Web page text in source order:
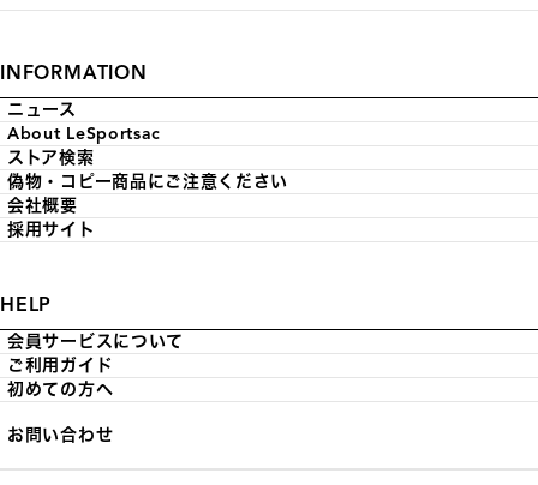
INFORMATION
ニュース
About LeSportsac
ストア検索
偽物・コピー商品にご注意ください
会社概要
採用サイト
HELP
会員サービスについて
ご利用ガイド
初めての方へ
お問い合わせ